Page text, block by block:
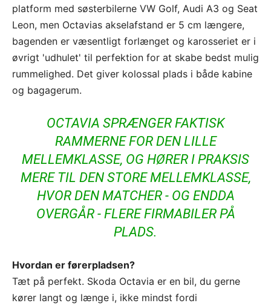
platform med søsterbilerne VW Golf, Audi A3 og Seat
Leon, men Octavias akselafstand er 5 cm længere,
bagenden er væsentligt forlænget og karosseriet er i
øvrigt 'udhulet' til perfektion for at skabe bedst mulig
rummelighed. Det giver kolossal plads i både kabine
og bagagerum.
OCTAVIA SPRÆNGER FAKTISK
RAMMERNE FOR DEN LILLE
MELLEMKLASSE, OG HØRER I PRAKSIS
MERE TIL DEN STORE MELLEMKLASSE,
HVOR DEN MATCHER - OG ENDDA
OVERGÅR - FLERE FIRMABILER PÅ
PLADS.
Hvordan er førerpladsen?
Tæt på perfekt. Skoda Octavia er en bil, du gerne
kører langt og længe i, ikke mindst fordi